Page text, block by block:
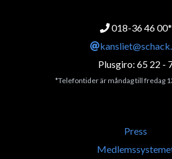
018-36 46 00*
Plusgiro: 65 22 -
*Telefontider är måndag till fredag
Press